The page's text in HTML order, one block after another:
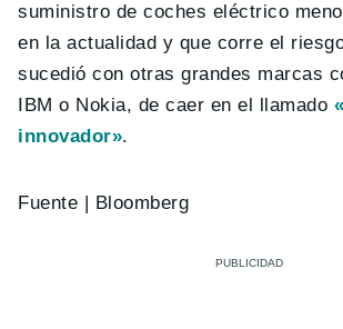
suministro de coches eléctrico
en la actualidad y que corre el
sucedió con otras grandes marcas
IBM o Nokia, de caer en el llamado
innovador».
Fuente | Bloomberg